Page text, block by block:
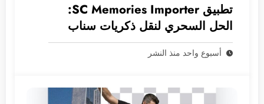
تطبيق SC Memories Importer:
الحل السحري لنقل ذكريات سناب
شات إلى الآي-فون
أسبوع واحد منذ النشر